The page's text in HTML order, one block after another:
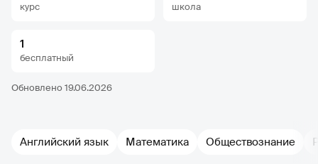
курс школа
1
бесплатный
Обновлено 19.06.2026
Английский язык Математика Обществознание